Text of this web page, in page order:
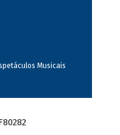
Musicais